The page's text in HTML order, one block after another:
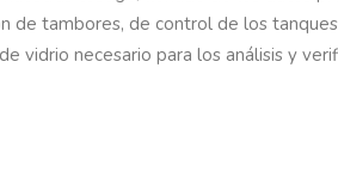
de tambores, de control de los
vidrio necesario para los análisis y